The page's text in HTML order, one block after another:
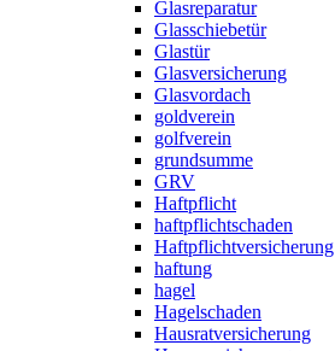
Glasreparatur
Glasschiebetür
Glastür
Glasversicherung
Glasvordach
goldverein
golfverein
grundsumme
GRV
Haftpflicht
haftpflichtschaden
Haftpflichtversicherung
haftung
hagel
Hagelschaden
Hausratversicherung